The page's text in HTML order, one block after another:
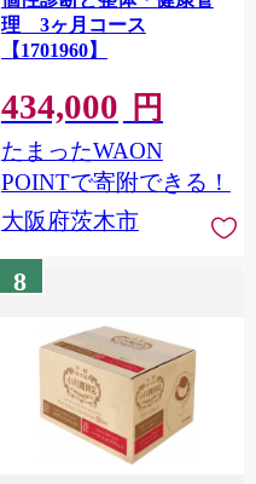
理 3ヶ月コース
【1701960】
434,000 円
たまったWAON
POINTで寄附できる！
大阪府茨木市
8